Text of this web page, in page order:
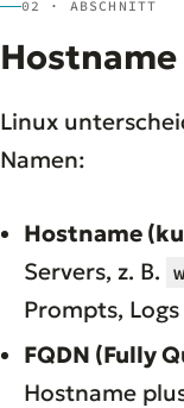
02 · ABSCHNITT
Hostname
Linux
Namen:
Hostname
Servers, z. B.
Prompts,
FQDN (Fully
Hostname